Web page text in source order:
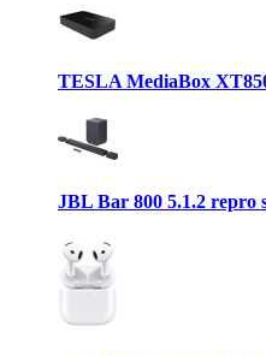
TESLA MediaBox
JBL Bar 800 5.1.2 repro